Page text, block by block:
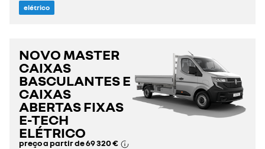
elétrico
NOVO MASTER
CAIXAS
BASCULANTES E
CAIXAS
ABERTAS FIXAS
E-TECH
ELÉTRICO
preço a partir de69 320 €